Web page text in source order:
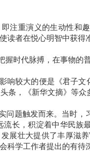
重演义的生动性和
读者在悦心明智中获得
时代脉搏，在事物的普
较大的便是《君子文
条，《新华文摘》等众
题触发而来。当时，
流长，积淀着中华民族
展壮大提供了丰厚滋
科学工作者提出的有待